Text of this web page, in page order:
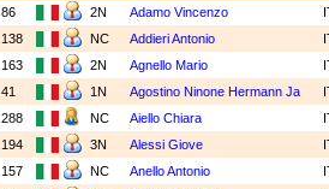
86
2N Adamo Vincenzo
138
NC Addieri Antonio
163
2N Agnello Mario
41
1N Agostino Ninone Hermann Ja
288
NC Aiello Chiara
194
3N Alessi Giove
157
NC Anello Antonio